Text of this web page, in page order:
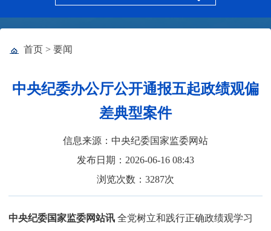
首页>要闻
中央纪委办公厅公开通报五起政绩观偏
差典型案件
信息来源：中央纪委国家监委网站
发布日期：2026-06-16 08:43
浏览次数： 3287次
中央纪委国家监委网站讯 全党树立和践行正确政绩观学习